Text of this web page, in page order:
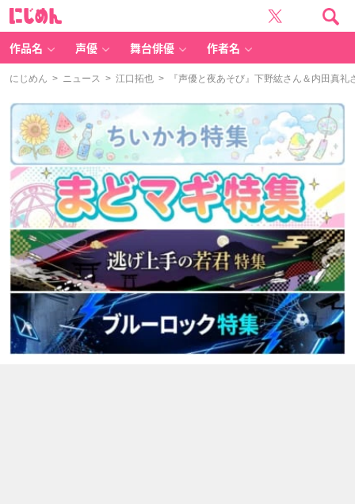
作品名 声優 舞台俳優 作者名
にじめん > ニュース > 江口拓也 > 『声優と夜あそび』下野紘さん＆内田真礼